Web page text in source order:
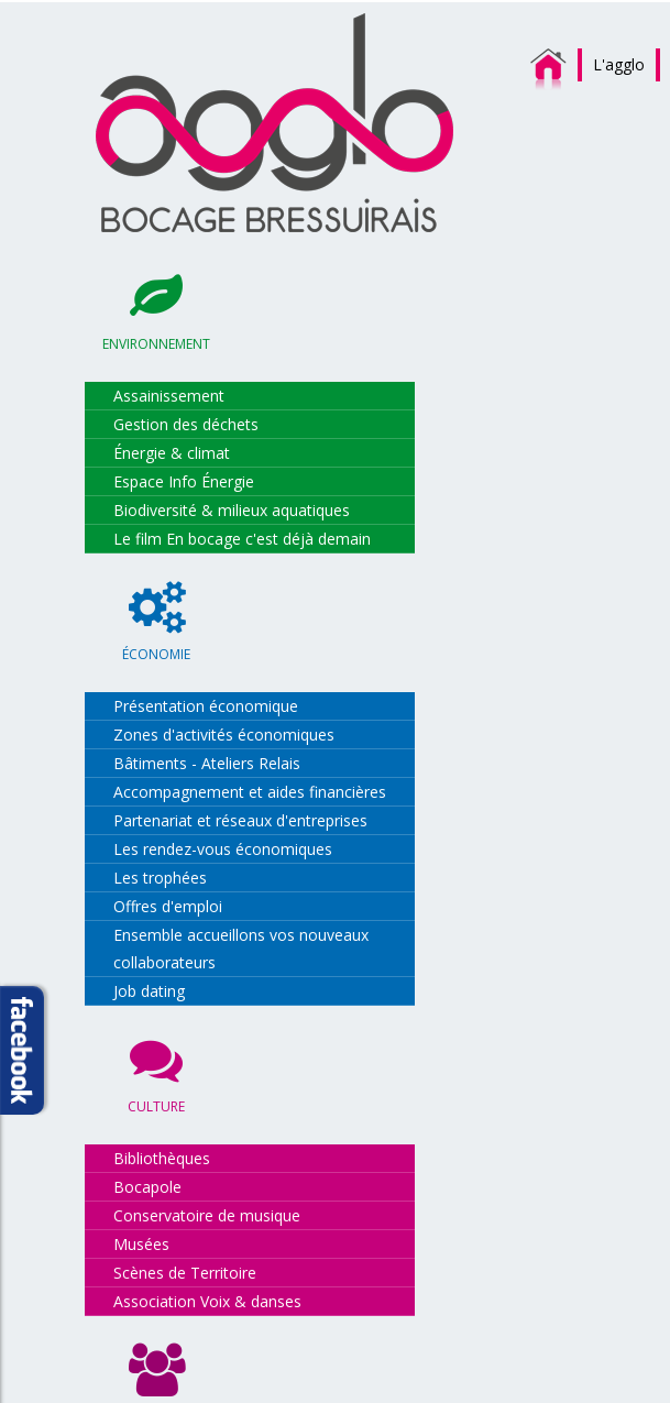
L'agglo
ENVIRONNEMENT
Assainissement
Gestion des déchets
Énergie & climat
Espace Info Énergie
Biodiversité & milieux aquatiques
Le film En bocage c'est déjà demain
ÉCONOMIE
Présentation économique
Zones d'activités économiques
Bâtiments - Ateliers Relais
Accompagnement et aides financières
Partenariat et réseaux d'entreprises
Les rendez-vous économiques
Les trophées
Offres d'emploi
Ensemble accueillons vos nouveaux
collaborateurs
Job dating
CULTURE
Bibliothèques
Bocapole
Conservatoire de musique
Musées
Scènes de Territoire
Association Voix & danses